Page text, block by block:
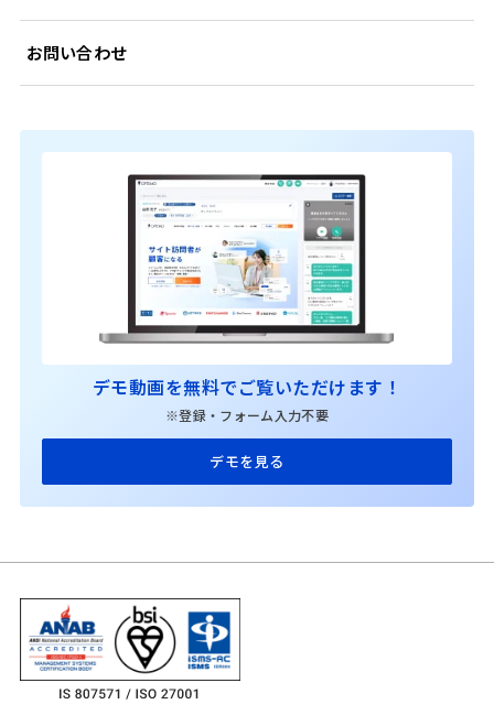
お問い合わせ
デモ動画を無料でご覧いただけます！
※登録・フォーム入力不要
デモを見る